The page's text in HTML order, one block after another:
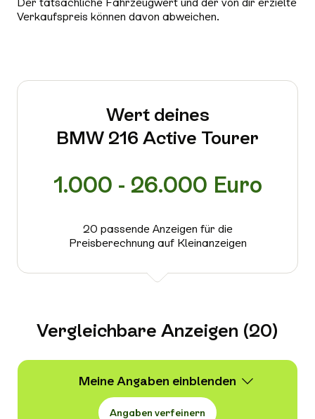
Verkaufspreis können davon abweichen.
Wert deines
BMW 216 Active Tourer
1.000 - 26.000 Euro
20 passende Anzeigen für die
Preisberechnung auf Kleinanzeigen
Vergleichbare Anzeigen (20)
Meine Angaben
Angaben verfeinern